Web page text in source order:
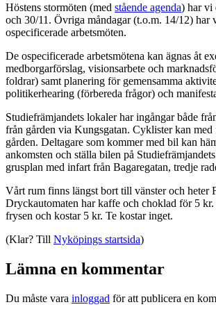
Höstens stormöten (med stående agenda) har vi
och 30/11. Övriga måndagar (t.o.m. 14/12) har
ospecificerade arbetsmöten.
De ospecificerade arbetsmötena kan ägnas åt
medborgarförslag, visionsarbete och
foldrar) samt planering för gemensamma
politikerhearing (förbereda frågor) och
Studiefrämjandets lokaler har ingångar både
från gården via Kungsgatan. Cyklister kan med
gården. Deltagare som kommer med bil kan
ankomsten och ställa bilen på
grusplan med infart från Bagaregatan, tredje
Vårt rum finns längst bort till vänster och heter
Dryckautomaten har kaffe och choklad för 5
frysen och kostar 5 kr. Te kostar inget.
(Klar? Till Nyköpings startsida)
Lämna en kommentar
Du måste vara inloggad för att publicera en